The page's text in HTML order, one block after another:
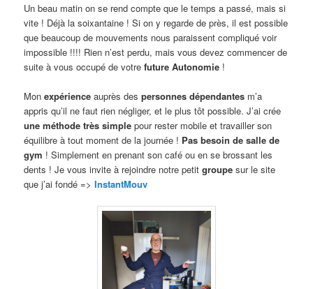
Un beau matin on se rend compte que le temps a passé, mais si
vite ! Déjà la soixantaine ! Si on y regarde de près, il est possible
que beaucoup de mouvements nous paraissent compliqué voir
impossible !!!! Rien n’est perdu, mais vous devez commencer de
suite à vous occupé de votrefuture Autonomie !
Monexpérience auprès despersonnes dépendantes m’a
appris qu’il ne faut rien négliger, et le plus tôt possible. J’ai crée
une méthode très simple pour rester mobile et travailler son
équilibre à tout moment de la journée ! Pas besoin de salle de
gym ! Simplement en prenant son café ou en se brossant les
dents ! Je vous invite à rejoindre notre petitgroupe sur le site
que j’ai fondé =>InstantMouv